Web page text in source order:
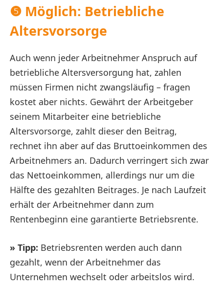
❺ Möglich: Betriebliche
Altersvorsorge
Auch wenn jeder Arbeitnehmer Anspruch auf
betriebliche Altersversorgung hat, zahlen
müssen Firmen nicht zwangsläufig – fragen
kostet aber nichts. Gewährt der Arbeitgeber
seinem Mitarbeiter eine betriebliche
Altersvorsorge, zahlt dieser den Beitrag,
rechnet ihn aber auf das Bruttoeinkommen des
Arbeitnehmers an. Dadurch verringert sich zwar
das Nettoeinkommen, allerdings nur um die
Hälfte des gezahlten Beitrages. Je nach Laufzeit
erhält der Arbeitnehmer dann zum
Rentenbeginn eine garantierte Betriebsrente.
» Tipp: Betriebsrenten werden auch dann
gezahlt, wenn der Arbeitnehmer das
Unternehmen wechselt oder arbeitslos wird.